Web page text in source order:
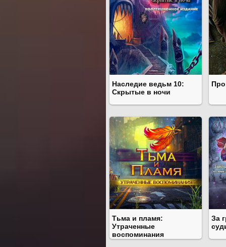
Наследие ведьм 10:
Скрытые в ночи
Тьма и пламя:
Утраченные
воспоминания
За